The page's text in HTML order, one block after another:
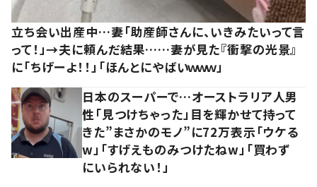
立ち会い出産中…妻「助産師さんに、いきみたいって言
って！」→夫に頼んだ結果……妻が見た『衝撃の光景』
に「ちげーよ！！」「ほんとにやばいｗｗｗ」
日本のスーパーで…オーストラリア人男
性「見つけちゃった」目を輝かせて持って
きた”まさかのモノ”に72万表示「ウケる
w」「すげえものみつけたねw」「買わず
にいられない！」